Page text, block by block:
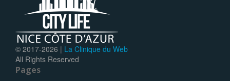
© 2017-2026 | La Clinique du Web
All Rights Reserved
Pages